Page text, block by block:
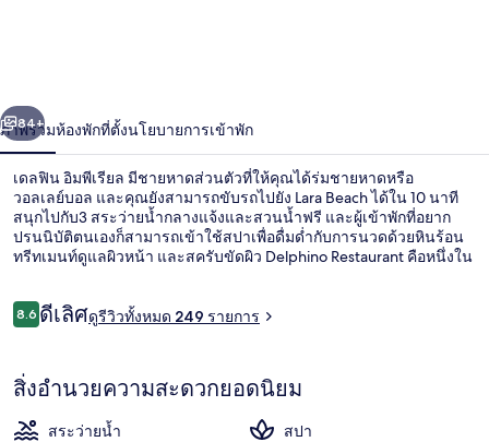
า
ถัดไป
84+
ภาพรวมห้องพักที่ตั้งนโยบายการเข้าพัก
เดลฟิน อิมพีเรียล มีชายหาดส่วนตัวที่ให้คุณได้ร่มชายหาดหรือ
วอลเลย์บอล และคุณยังสามารถขับรถไปยัง Lara Beach ได้ใน 10 นาที
สนุกไปกับ3 สระว่ายน้ำกลางแจ้งและสวนน้ำฟรี และผู้เข้าพักที่อยาก
ปรนนิบัติตนเองก็สามารถเข้าใช้สปาเพื่อดื่มด่ำกับการนวดด้วยหินร้อน
ทรีทเมนท์ดูแลผิวหน้า และสครับขัดผิว Delphino Restaurant คือหนึ่งใน
ในร่ม และไนท์คลับ
รีวิว
8.68.6 จาก 10
ดีเลิศดูรีวิวทั้งหมด 249 รายการ
สิ่งอำนวยความสะดวกยอดนิยม
สระว่ายน้ำ
สปา